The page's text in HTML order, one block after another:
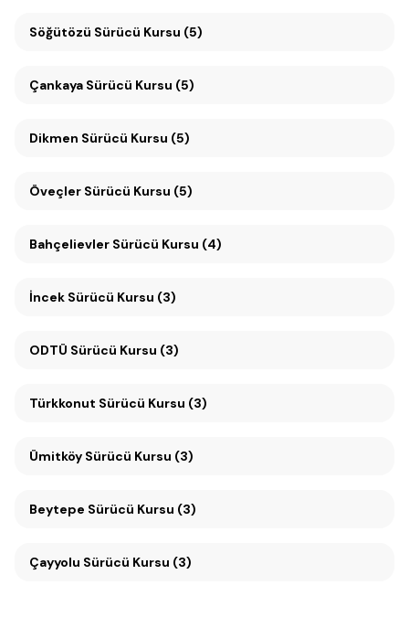
Söğütözü Sürücü Kursu (5)
Çankaya Sürücü Kursu (5)
Dikmen Sürücü Kursu (5)
Öveçler Sürücü Kursu (5)
Bahçelievler Sürücü Kursu (4)
İncek Sürücü Kursu (3)
ODTÜ Sürücü Kursu (3)
Türkkonut Sürücü Kursu (3)
Ümitköy Sürücü Kursu (3)
Beytepe Sürücü Kursu (3)
Çayyolu Sürücü Kursu (3)